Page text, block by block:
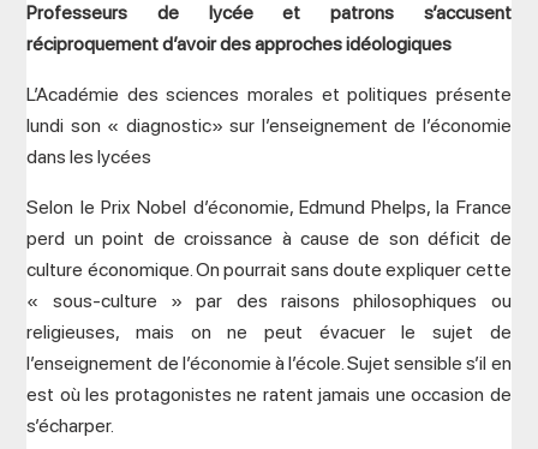
Professeurs de lycée et patrons s’accusent
réciproquement d’avoir des approches idéologiques
L’Académie des sciences morales et politiques présente
lundi son « diagnostic» sur l’enseignement de l’économie
dans les lycées
Selon le Prix Nobel d’économie, Edmund Phelps, la France
perd un point de croissance à cause de son déficit de
culture économique. On pourrait sans doute expliquer cette
« sous-culture » par des raisons philosophiques ou
religieuses, mais on ne peut évacuer le sujet de
l’enseignement de l’économie à l’école. Sujet sensible s’il en
est où les protagonistes ne ratent jamais une occasion de
s’écharper.